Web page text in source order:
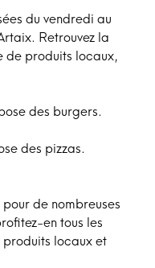
du vendredi au
Retrouvez la
de produits locaux,
des burgers.
des pizzas.
de nombreuses
en tous les
locaux et